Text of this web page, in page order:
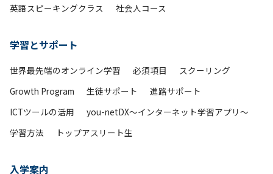
英語スピーキングクラス
社会人コース
学習とサポート
世界最先端のオンライン学習 必須項目
スクーリング
Growth Program
生徒サポート
進路サポート
ICTツールの活用
you-netDX～インターネット学習アプリ～
学習方法
トップアスリート生
入学案内